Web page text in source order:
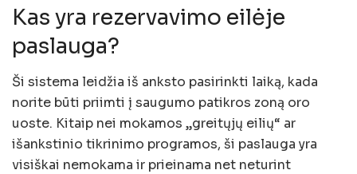
Kas yra rezervavimo eilėje
paslauga?
Ši sistema leidžia iš anksto pasirinkti laiką, kada
norite būti priimti į saugumo patikros zoną oro
uoste. Kitaip nei mokamos „greitųjų eilių“ ar
išankstinio tikrinimo programos, ši paslauga yra
visiškai nemokama ir prieinama net neturint